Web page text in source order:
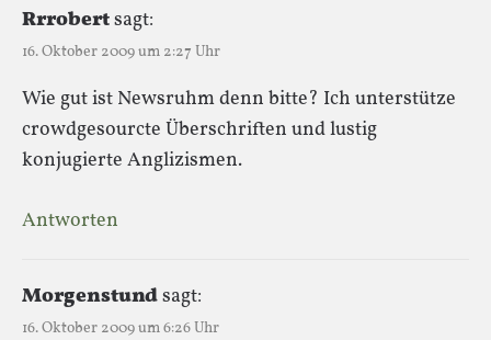
Rrrobertsagt:
16. Oktober 2009 um 2:27 Uhr
Wie gut ist Newsruhm denn bitte? Ich unterstütze
crowdgesourcte Überschriften und lustig
konjugierte Anglizismen.
Antworten
Morgenstundsagt:
16. Oktober 2009 um 6:26 Uhr